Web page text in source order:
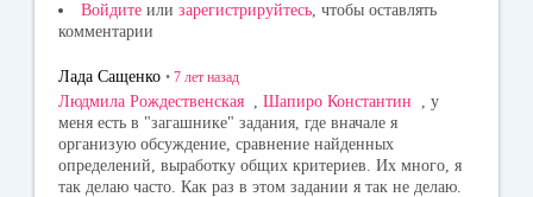
Войдите или зарегистрируйтесь, чтобы оставлять
комментарии
Лада Сащенко • 7 лет назад
Людмила Рождественская Шапиро Константин
, у
меня есть в "загашнике" задания, где вначале я
организую обсуждение, сравнение найденных
определений, выработку общих критериев. Их много, я
так делаю часто. Как раз в этом задании я так не делаю.